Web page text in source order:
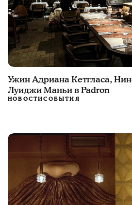
Ужин Адриана Кетгласа,
Луиджи Маньи в Padron
НОВОСТИСОБЫТИЯ